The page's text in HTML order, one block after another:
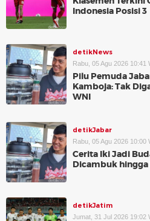
Indonesia Posisi 3
detikNews
Rabu, 05 Agu 2026 10:41
Pilu Pemuda
Kamboja: Tak
WNI
detikJabar
Rabu, 05 Agu 2026 10:00
Cerita Iki Jadi
Dicambuk
detikJatim
Jumat, 31 Jul 2026 19:02